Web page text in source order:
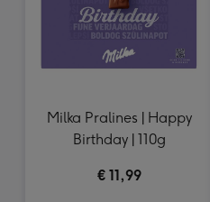
Milka Pralines | Happy
Birthday | 110g
€ 11,99